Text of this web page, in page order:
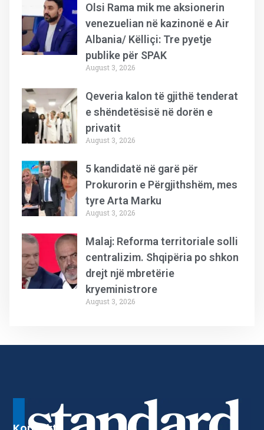
Olsi Rama mik me aksionerin
venezuelian në kazinonë e Air
Albania/ Këlliçi: Tre pyetje
publike për SPAK
August 3, 2026
Qeveria kalon të gjithë tenderat
e shëndetësisë në dorën e
privatit
August 3, 2026
5 kandidatë në garë për
Prokurorin e Përgjithshëm, mes
tyre Arta Marku
August 3, 2026
Malaj: Reforma territoriale solli
centralizim. Shqipëria po shkon
drejt një mbretërie
kryeministrore
August 3, 2026